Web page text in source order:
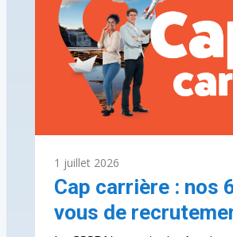
1 juillet 2026
Cap carrière : nos
vous de